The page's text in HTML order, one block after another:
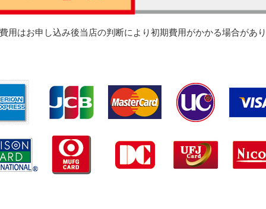
用はお申し込み後当店の判断により初期費用がかかる場合があ